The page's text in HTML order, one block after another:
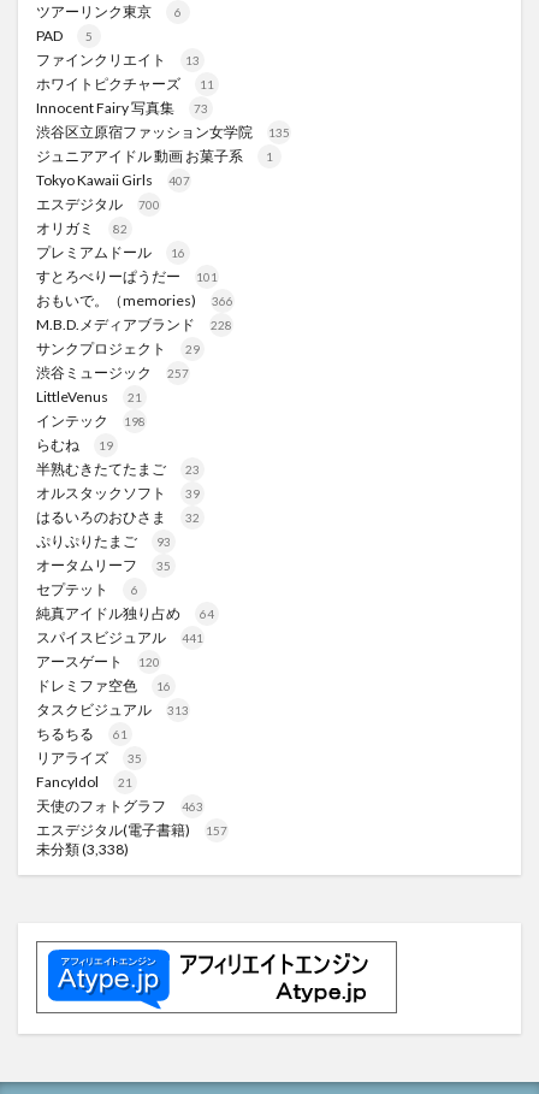
ツアーリンク東京 6
PAD 5
ファインクリエイト 13
ホワイトピクチャーズ 11
Innocent Fairy 写真集 73
渋谷区立原宿ファッション女学院 135
ジュニアアイドル 動画 お菓子系 1
Tokyo Kawaii Girls 407
エスデジタル 700
オリガミ 82
プレミアムドール 16
すとろべりーぱうだー 101
おもいで。（memories) 366
M.B.D.メディアブランド 228
サンクプロジェクト 29
渋谷ミュージック 257
LittleVenus 21
インテック 198
らむね 19
半熟むきたてたまご 23
オルスタックソフト 39
はるいろのおひさま 32
ぷりぷりたまご 93
オータムリーフ 35
セプテット 6
純真アイドル独り占め 64
スパイスビジュアル 441
アースゲート 120
ドレミファ空色 16
タスクビジュアル 313
ちるちる 61
リアライズ 35
FancyIdol 21
天使のフォトグラフ 463
エスデジタル(電子書籍) 157
未分類(3,338)